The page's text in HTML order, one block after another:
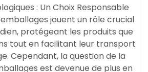
: Un Choix Responsable
emballages jouent un rôle crucial
protégeant les produits que
tout en facilitant leur transport
Cependant, la question de la
est devenue de plus en